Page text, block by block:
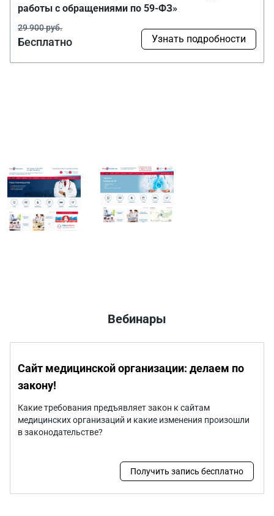
работы с обращениями по 59-ФЗ»
29 900 руб.
Бесплатно Узнать подробности
Вебинары
Сайт медицинской организации: делаем по
закону!
Какие требования предъявляет закон к сайтам
медицинских организаций и какие изменения произошли
в законодательстве?
Получить запись бесплатно